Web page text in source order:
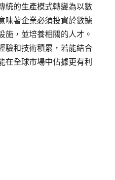
統的生產模式轉變為以數
味著企業必須投資於數據
施，並培養相關的人才。
驗和技術積累，若能結合
在全球市場中佔據更有利